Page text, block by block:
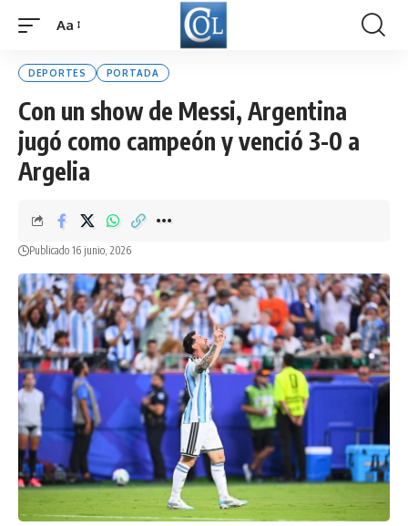
Font
Aa
DEPORTES PORTADA
Con un show de Messi, Argentina
jugó como campeón y venció 3-0 a
Argelia
Publicado 16 junio, 2026